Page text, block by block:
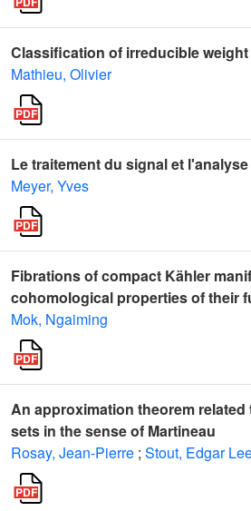
Classification of irreducible
Mathieu, Olivier
Le traitement du signal et
Meyer, Yves
Fibrations of compact Kähler
cohomological properties of their
Mok, Ngaiming
An approximation theorem
sets in the sense of Martineau
Rosay, Jean-Pierre ; Stout, Edgar